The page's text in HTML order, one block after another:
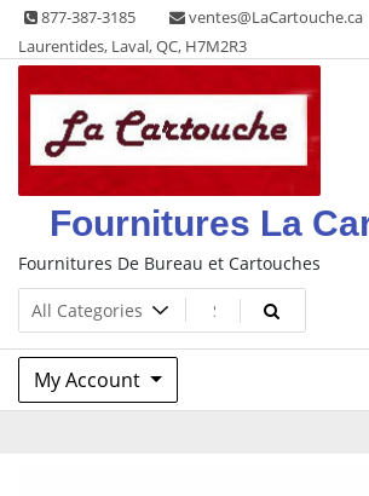
Skip
content
877-387-3185 ventes@LaCartouche.ca
Laurentides, Laval, QC, H7M2R3
Fournitures La
Fournitures De Bureau et Cartouches
My Account